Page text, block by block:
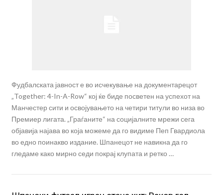
Фудбалската јавност е во исчекување на документарецот
„Together: 4-In-A-Row“ кој ќе биде посветен на успехот на
Манчестер сити и освојувањето на четири титули во низа во
Премиер лигата. „Граѓаните“ на социјалните мрежи сега
објавија најава во која можеме да го видиме Пеп Гвардиола
во едно поинакво издание. Шпанецот не навикна да го
гледаме како мирно седи покрај клупата и ретко …